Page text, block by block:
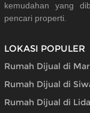
kemudahan yang
pencari properti.
LOKASI POPULER
Rumah Dijual di
Rumah Dijual di
Rumah Dijual di